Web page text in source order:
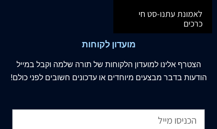
לאמונת עתנו-סט חי
כרכים
מועדון לקוחות
הצטרף אלינו למועדון הלקוחות של תורה שלמה וקבל במייל
הודעות בדבר מבצעים מיוחדים או עדכונים חשובים לפני כולם!